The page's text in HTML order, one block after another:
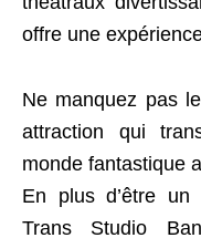
offre une
Ne manquez pas
attraction qui
monde fantastique
En plus d’être un
Trans Studio